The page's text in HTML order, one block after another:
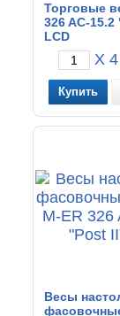
Торговые
326 AC-
LCD
X
Весы